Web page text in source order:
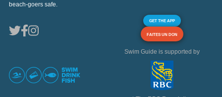
beach-goers safe.
GET THE APP
FAITES UN DON
Swim Guide is supported by